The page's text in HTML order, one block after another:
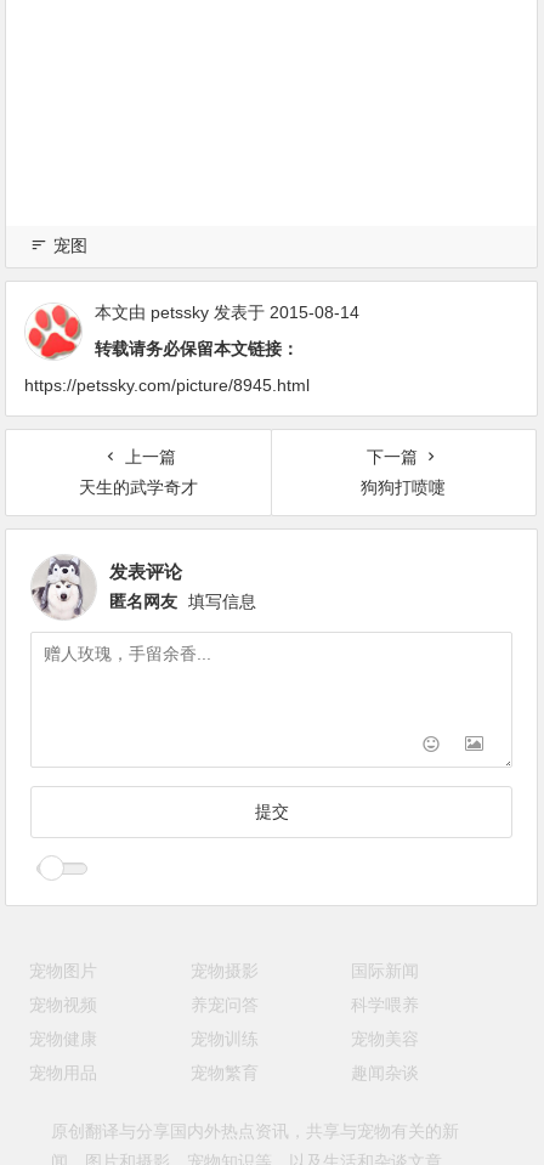
宠图
本文由 petssky 发表于 2015-08-14
转载请务必保留本文链接：
https://petssky.com/picture/8945.html
上一篇
天生的武学奇才
下一篇
狗狗打喷嚏
发表评论
匿名网友 填写信息
宠物图片 宠物摄影
国际新闻
宠物视频
养宠问答
科学喂养
宠物健康
宠物训练
宠物美容
宠物用品
宠物繁育 趣闻杂谈
原创翻译与分享国内外热点资讯，共享与宠物有关的新